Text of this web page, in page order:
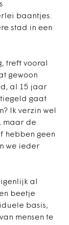
baantjes.
stad in een
treft vooral
gewoon
al 15 jaar
gaat
Ik verzin wel
maar de
hebben geen
we ieder
al
beetje
basis,
mensen te